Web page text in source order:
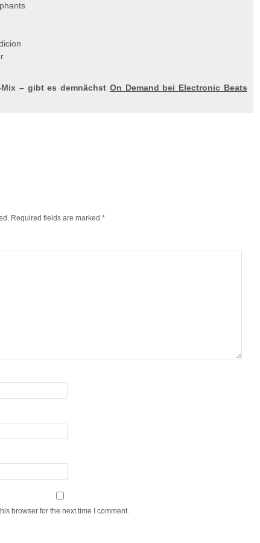
– gibt es demnächst On Demand bei Electronic Beats
Required fields are marked *
browser for the next time I comment.